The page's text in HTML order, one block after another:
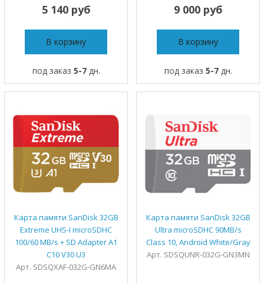
5 140 руб
В корзину
под заказ 5-7дн.
9 000 руб
В корзину
под заказ 5-7дн.
Карта памяти SanDisk 32GB
Extreme UHS-I microSDHC
100/60 MB/s + SD Adapter A1
C10 V30 U3
Арт. SDSQXAF-032G-GN6MA
Карта памяти SanDisk 32GB
Ultra microSDHC 90MB/s
Class 10, Android White/Gray
Арт. SDSQUNR-032G-GN3MN